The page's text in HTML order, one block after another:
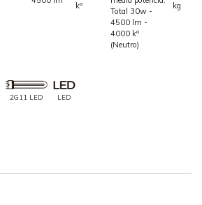
kº
Total 30w -
4500 lm -
4000 kº
(Neutro)
kg
2G11 LED LED